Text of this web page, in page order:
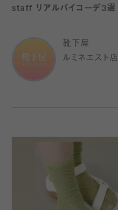
staff リアルバイコーデ3選
靴下屋
ルミネエスト店